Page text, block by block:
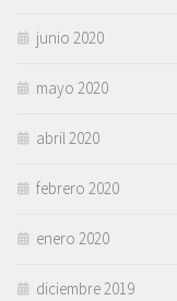
junio 2020
mayo 2020
abril 2020
febrero 2020
enero 2020
diciembre 2019